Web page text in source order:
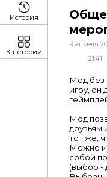
9 апреля
21:41
Мод без
игру, он
Мод
друзьям
тот же,
Можно
собой
(выбор -
История
Категории